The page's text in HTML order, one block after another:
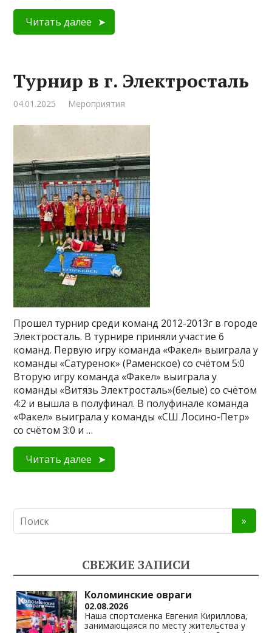
Читать далее
Турнир в г. Электросталь
04.01.2025 Мероприятия
Прошел турнир среди команд 2012-2013г в городе
Электросталь. В турнире приняли участие 6
команд. Первую игру команда «Факел» выиграла у
команды «Сатуренок» (Раменское) со счётом 5:0
Вторую игру команда «Факел» выиграла у
команды «Витязь Электросталь»(белые) со счётом
4:2 и вышла в полуфинал. В полуфинале команда
«Факел» выиграла у команды «СШ Лосино-Петр»
со счётом 3:0 и …
Читать далее
СВЕЖИЕ ЗАПИСИ
Коломинские овраги
02.08.2026
Наша спортсменка Евгения Кириллова,
занимающаяся по месту жительства у